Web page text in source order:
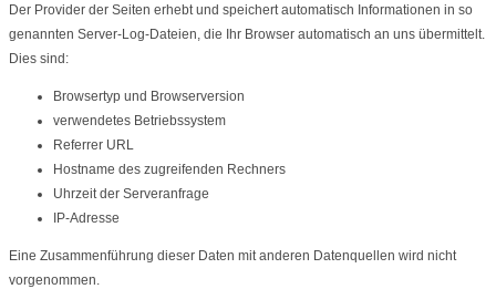
Der Provider der Seiten erhebt und speichert automatisch Informationen in so
genannten Server-Log-Dateien, die Ihr Browser automatisch an uns übermittelt.
Dies sind:
Browsertyp und Browserversion
verwendetes Betriebssystem
Referrer URL
Hostname des zugreifenden Rechners
Uhrzeit der Serveranfrage
IP-Adresse
Eine Zusammenführung dieser Daten mit anderen Datenquellen wird nicht
vorgenommen.